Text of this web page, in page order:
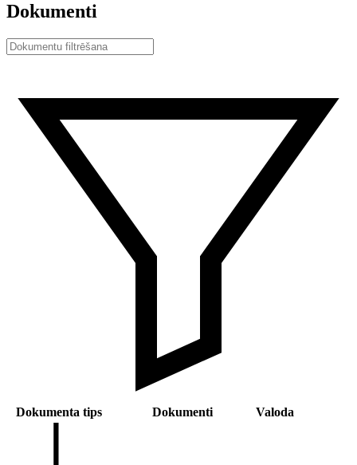
Dokumenti
Dokumenta tips Dokumenti Valoda